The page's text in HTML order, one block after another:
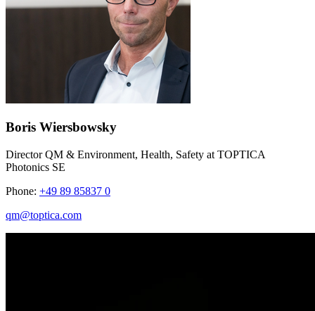
Boris Wiersbowsky
Director QM & Environment, Health, Safety at TOPTICA
Photonics SE
Phone: +49 89 85837 0
qm@toptica.com